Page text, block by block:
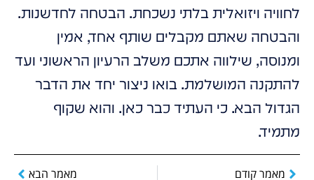
לחוויה ויזואלית בלתי נשכחת. הבטחה לחדשנות.
והבטחה שאתם מקבלים שותף אחד, אמין
ומנוסה, שילווה אתכם משלב הרעיון הראשוני ועד
להתקנה המושלמת. בואו ניצור יחד את הדבר
הגדול הבא. כי העתיד כבר כאן. והוא שקוף
מתמיד.
מאמר קודם מאמר הבא